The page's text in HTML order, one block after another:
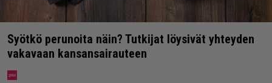
Syötkö perunoita näin? Tutkijat löysivät yhteyden
vakavaan kansansairauteen